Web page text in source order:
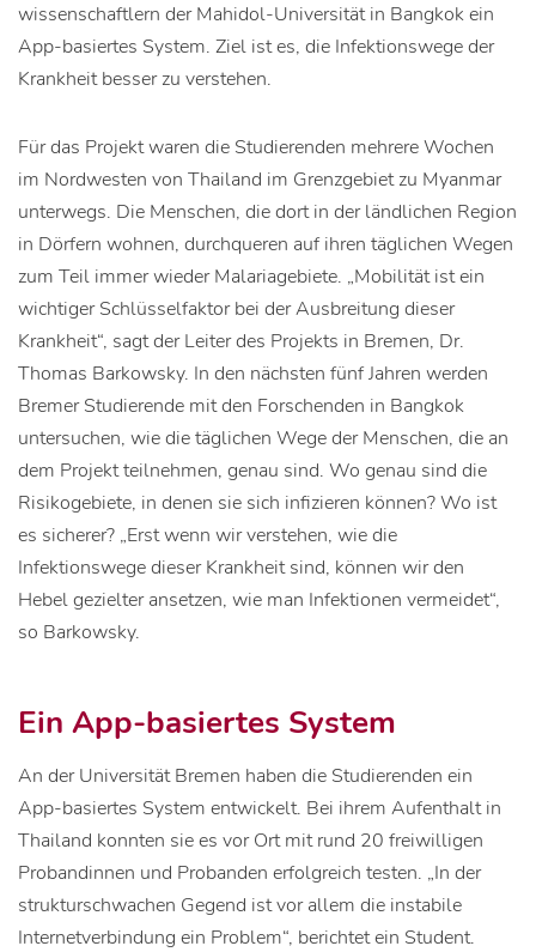
wissenschaftlern der Mahidol-Universität in Bangkok ein
App-basiertes System. Ziel ist es, die Infektionswege der
Krankheit besser zu verstehen.
Für das Projekt waren die Studierenden mehrere Wochen
im Nordwesten von Thailand im Grenzgebiet zu Myanmar
unterwegs. Die Menschen, die dort in der ländlichen Region
in Dörfern wohnen, durchqueren auf ihren täglichen Wegen
zum Teil immer wieder Malariagebiete. „Mobilität ist ein
wichtiger Schlüsselfaktor bei der Ausbreitung dieser
Krankheit“, sagt der Leiter des Projekts in Bremen, Dr.
Thomas Barkowsky. In den nächsten fünf Jahren werden
Bremer Studierende mit den Forschenden in Bangkok
untersuchen, wie die täglichen Wege der Menschen, die an
dem Projekt teilnehmen, genau sind. Wo genau sind die
Risikogebiete, in denen sie sich infizieren können? Wo ist
es sicherer? „Erst wenn wir verstehen, wie die
Infektionswege dieser Krankheit sind, können wir den
Hebel gezielter ansetzen, wie man Infektionen vermeidet“,
so Barkowsky.
Ein App-basiertes System
An der Universität Bremen haben die Studierenden ein
App-basiertes System entwickelt. Bei ihrem Aufenthalt in
Thailand konnten sie es vor Ort mit rund 20 freiwilligen
Probandinnen und Probanden erfolgreich testen. „In der
strukturschwachen Gegend ist vor allem die instabile
Internetverbindung ein Problem“, berichtet ein Student.